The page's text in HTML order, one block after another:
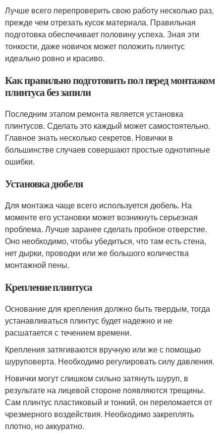
Лучше всего перепроверить свою работу несколько раз,
прежде чем отрезать кусок материала. Правильная
подготовка обеспечивает половину успеха. Зная эти
тонкости, даже новичок может положить плинтус
идеально ровно и красиво.
Как правильно подготовить пол перед монтажом
плинтуса без запили
Последним этапом ремонта является установка
плинтусов. Сделать это каждый может самостоятельно.
Главное знать несколько секретов. Новички в
большинстве случаев совершают простые однотипные
ошибки.
Установка дюбеля
Для монтажа чаще всего используется дюбель. На
моменте его установки может возникнуть серьезная
проблема. Лучше заранее сделать пробное отверстие.
Оно необходимо, чтобы убедиться, что там есть стена,
нет дырки, проводки или же большого количества
монтажной пены.
Крепление плинтуса
Основание для крепления должно быть твердым, тогда
устанавливаться плинтус будет надежно и не
расшатается с течением времени.
Крепления затягиваются вручную или же с помощью
шуруповерта. Необходимо регулировать силу давления.
Новички могут слишком сильно затянуть шуруп, в
результате на лицевой стороне появляются трещины.
Сам плинтус пластиковый и тонкий, он переломается от
чрезмерного воздействия. Необходимо закреплять
плотно, но аккуратно.